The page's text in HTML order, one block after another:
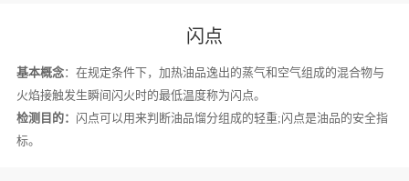
闪点
基本概念：在规定条件下，加热油品逸出的蒸气和空气组成的混合物与
火焰接触发生瞬间闪火时的最低温度称为闪点。
检测目的： 闪点可以用来判断油品馏分组成的轻重;闪点是油品的安全指
标。